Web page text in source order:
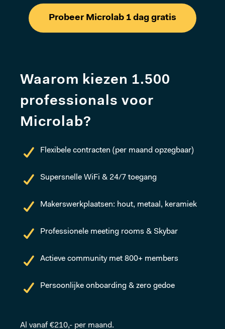
Probeer Microlab 1 dag gratis
Waarom kiezen 1.500
professionals voor
Microlab?
Flexibele contracten (per maand opzegbaar)
Supersnelle WiFi & 24/7 toegang
Makerswerkplaatsen: hout, metaal, keramiek
Professionele meeting rooms & Skybar
Actieve community met 800+ members
Persoonlijke onboarding & zero gedoe
Al vanaf €210,- per maand.